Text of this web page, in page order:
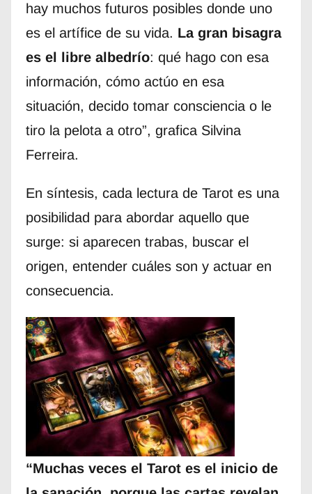
hay muchos futuros posibles donde uno
es el artífice de su vida. La gran bisagra
es el libre albedrío: qué hago con esa
información, cómo actúo en esa
situación, decido tomar consciencia o le
tiro la pelota a otro”, grafica Silvina
Ferreira.
En síntesis, cada lectura de Tarot es una
posibilidad para abordar aquello que
surge: si aparecen trabas, buscar el
origen, entender cuáles son y actuar en
consecuencia.
“Muchas veces el Tarot es el inicio de